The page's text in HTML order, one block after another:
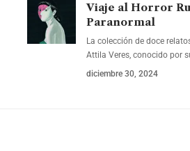
Viaje al Horror
Paranormal
La colección de doce
Attila Veres, conocido por
diciembre 30, 2024